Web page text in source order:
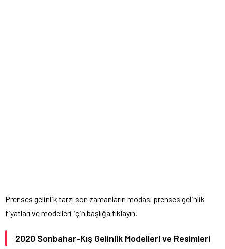
Prenses gelinlik tarzı son zamanların modası prenses gelinlik
fiyatları ve modelleri için başlığa tıklayın.
2020 Sonbahar-Kış Gelinlik Modelleri ve Resimleri